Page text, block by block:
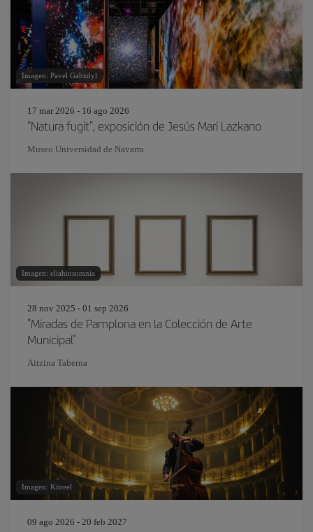
Imagen: Pavel Gabzdyl
17 mar 2026 - 16 ago 2026
"Natura fugit", exposición de Jesús Mari Lazkano
Museo Universidad de Navarra
Imagen: eliahinsomnia
28 nov 2025 - 01 sep 2026
"Miradas de Pamplona en la Colección de Arte
Municipal"
Aitzina Taberna
Imagen: Kitreel
09 ago 2026 - 20 feb 2027